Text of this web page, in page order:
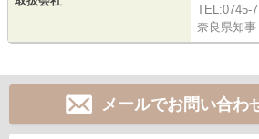
TEL:0745-
奈良県知
メールでお問い合わ